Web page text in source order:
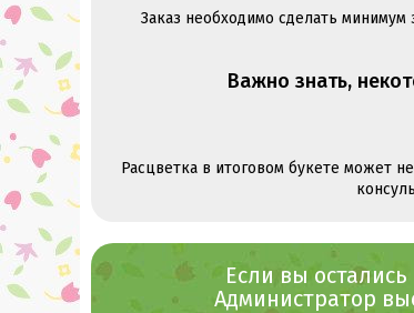
Заказ необходимо сделать
Важно знать,
Расцветка в итоговом букете может
Если вы
Администратор